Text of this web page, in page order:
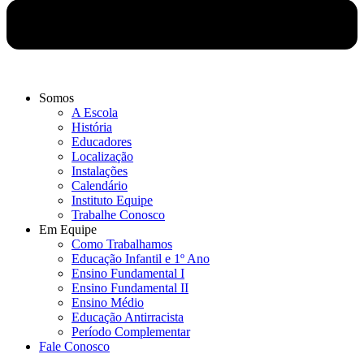
Somos
A Escola
História
Educadores
Localização
Instalações
Calendário
Instituto Equipe
Trabalhe Conosco
Em Equipe
Como Trabalhamos
Educação Infantil e 1º Ano
Ensino Fundamental I
Ensino Fundamental II
Ensino Médio
Educação Antirracista
Período Complementar
Fale Conosco